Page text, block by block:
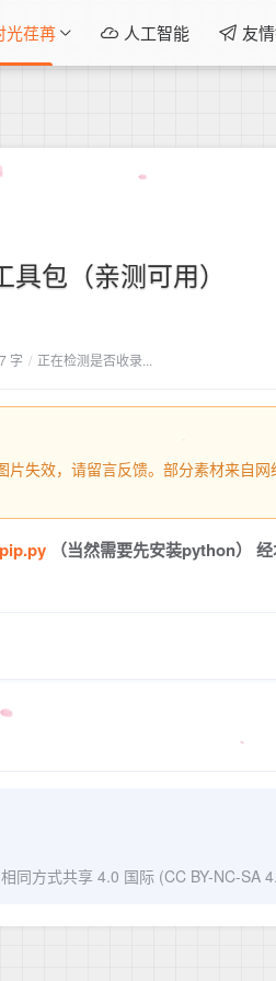
光荏苒 人工智能 友
具包（亲测可用）
字 / 正在检测是否收录...
失效，请留言反馈。部分素材来自网
（当然需要先安装python）
同方式共享 4.0 国际 (CC BY-NC-SA